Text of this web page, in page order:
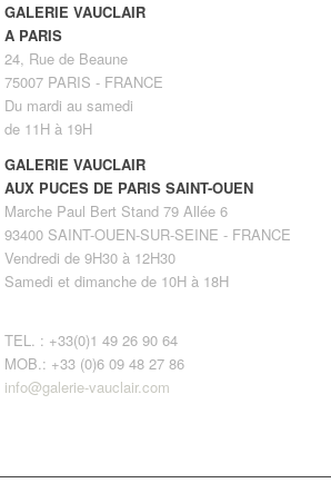
GALERIE VAUCLAIR
A PARIS
24, Rue de Beaune
75007 PARIS - FRANCE
Du mardi au samedi
de 11H à 19H
GALERIE VAUCLAIR
AUX PUCES DE PARIS SAINT-OUEN
Marche Paul Bert Stand 79 Allée 6
93400 SAINT-OUEN-SUR-SEINE - FRANCE
Vendredi de 9H30 à 12H30
Samedi et dimanche de 10H à 18H
TEL. : +33(0)1 49 26 90 64
MOB.: +33 (0)6 09 48 27 86
info@galerie-vauclair.com